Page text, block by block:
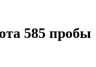
585 пробы